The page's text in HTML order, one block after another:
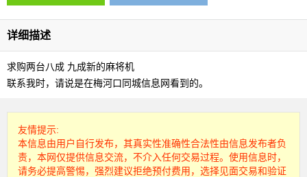
详细描述
求购两台八成 九成新的麻将机
联系我时，请说是在梅河口同城信息网看到的。
友情提示:
本信息由用户自行发布，其真实性准确性合法性由信息发布者负
责，本网仅提供信息交流，不介入任何交易过程。使用信息时，
请务必提高警惕，强烈建议拒绝预付费用，选择见面交易和验证